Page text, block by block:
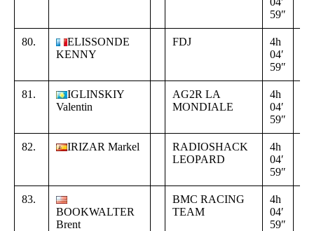
59″
80.
ELISSONDE
KENNY
FDJ
4h
04′
59″
81.
IGLINSKIY
Valentin
AG2R LA
MONDIALE
4h
04′
59″
82. IRIZAR Markel
RADIOSHACK
LEOPARD
4h
04′
59″
83.
BOOKWALTER
Brent
BMC RACING
TEAM
4h
04′
59″